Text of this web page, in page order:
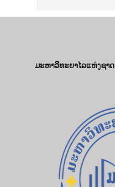
ມະຫາວິທະຍາໄລແຫ່ງຊາດ